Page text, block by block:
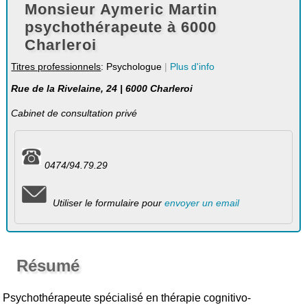
Monsieur Aymeric Martin
psychothérapeute à 6000
Charleroi
Titres professionnels: Psychologue | Plus d'info
Rue de la Rivelaine, 24 | 6000 Charleroi
Cabinet de consultation privé
0474/94.79.29
Utiliser le formulaire pour envoyer un email
Résumé
Psychothérapeute spécialisé en thérapie cognitivo-